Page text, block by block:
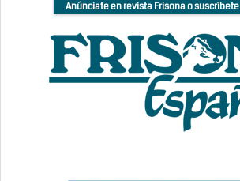
Anúnciate en revista Frisona o suscríbete